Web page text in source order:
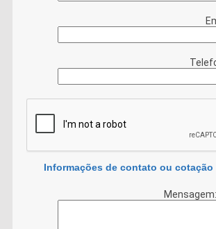
Informações de contato ou cotação
Mensagem: